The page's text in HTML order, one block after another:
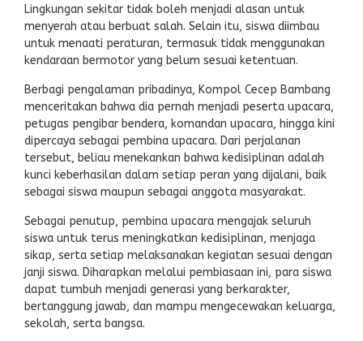
Lingkungan sekitar tidak boleh menjadi alasan untuk
menyerah atau berbuat salah. Selain itu, siswa diimbau
untuk menaati peraturan, termasuk tidak menggunakan
kendaraan bermotor yang belum sesuai ketentuan.
Berbagi pengalaman pribadinya, Kompol Cecep Bambang
menceritakan bahwa dia pernah menjadi peserta upacara,
petugas pengibar bendera, komandan upacara, hingga kini
dipercaya sebagai pembina upacara. Dari perjalanan
tersebut, beliau menekankan bahwa kedisiplinan adalah
kunci keberhasilan dalam setiap peran yang dijalani, baik
sebagai siswa maupun sebagai anggota masyarakat.
Sebagai penutup, pembina upacara mengajak seluruh
siswa untuk terus meningkatkan kedisiplinan, menjaga
sikap, serta setiap melaksanakan kegiatan sesuai dengan
janji siswa. Diharapkan melalui pembiasaan ini, para siswa
dapat tumbuh menjadi generasi yang berkarakter,
bertanggung jawab, dan mampu mengecewakan keluarga,
sekolah, serta bangsa.